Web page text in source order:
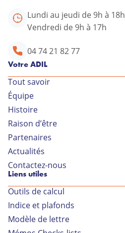
Votre ADIL
Tout savoir
Équipe
Histoire
Raison d’être
Partenaires
Actualités
Contactez-nous
Liens utiles
Outils de calcul
Indice et plafonds
Modèle de lettre
Lundi au jeudi de 9h à 18h
Vendredi de 9h à 17h
04 74 21 82 77